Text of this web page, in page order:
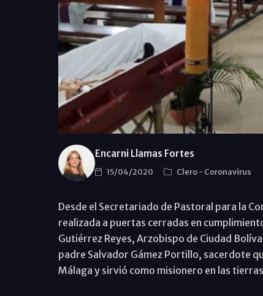
Encarni Llamas Fortes
15/04/2020 Clero- Coronavirus
Desde el Secretariado de Pastoral para la
realizada a puertas cerradas en
Gutiérrez Reyes, Arzobispo de Ciudad
padre Salvador Gámez Portillo, sacerdote
Málaga y sirvió como misionero en las